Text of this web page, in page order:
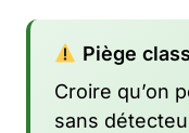
Piège
Croire qu’on
sans